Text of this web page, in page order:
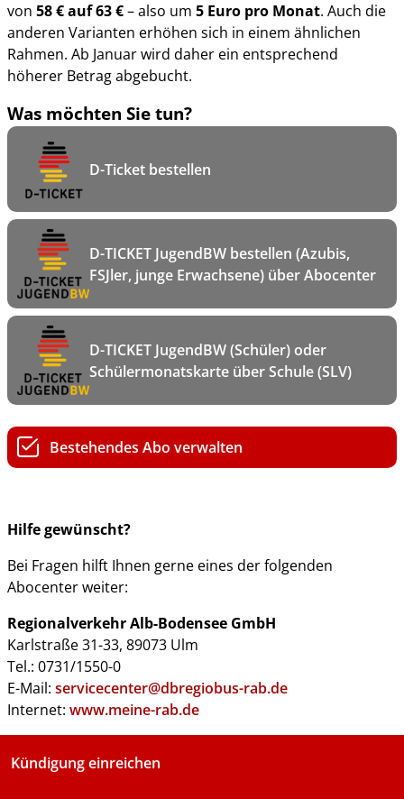
von 58 € auf 63 €– also um 5 Euro pro Monat. Auch die
anderen Varianten erhöhen sich in einem ähnlichen
Rahmen. Ab Januar wird daher ein entsprechend
höherer Betrag abgebucht.
Was möchten Sie tun?
D-Ticket bestellen
D-TICKET JugendBW bestellen (Azubis,
FSJler, junge Erwachsene) über Abocenter
D-TICKET JugendBW (Schüler) oder
Schülermonatskarte über Schule (SLV)
Bestehendes Abo verwalten
Hilfe gewünscht?
Bei Fragen hilft Ihnen gerne eines der folgenden
Abocenter weiter:
Regionalverkehr Alb-Bodensee GmbH
Karlstraße 31-33, 89073 Ulm
Tel.: 0731/1550-0
E-Mail: servicecenter@dbregiobus-rab.de
Internet: www.meine-rab.de
Kündigung einreichen